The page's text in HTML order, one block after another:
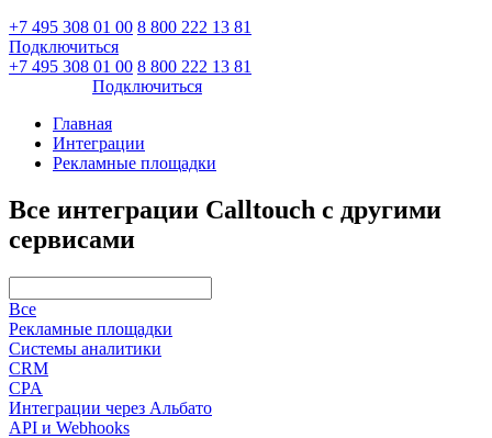
+7 495 308 01 00 8 800 222 13 81
Подключиться
+7 495 308 01 00 8 800 222 13 81
Подключиться
Главная
Интеграции
Рекламные площадки
Все интеграции Calltouch с другими
сервисами
Все
Рекламные площадки
Системы аналитики
CRM
CPA
Интеграции через Альбато
API и Webhooks